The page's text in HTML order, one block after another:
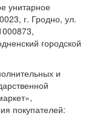
унитарное
г. Гродно, ул.
городской
и
покупателей: